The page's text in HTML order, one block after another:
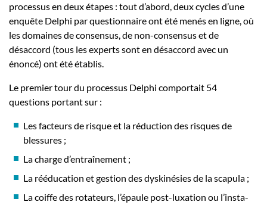
processus en deux étapes : tout d’abord, deux cycles d’une
enquête Delphi par questionnaire ont été menés en ligne, où
les domaines de consensus, de non-consensus et de
désaccord (tous les experts sont en désaccord avec un
énoncé) ont été établis.
Le premier tour du processus Delphi comportait 54
questions portant sur :
Les facteurs de risque et la réduction des risques de
blessures ;
La charge d’entraînement ;
La rééducation et gestion des dyskinésies de la scapula ;
La coiffe des rotateurs, l’épaule post-luxation ou l’insta-